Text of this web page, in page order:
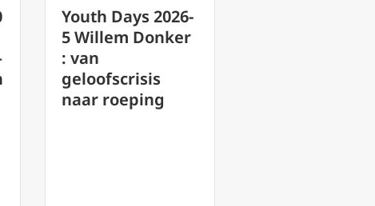
Youth Days 2026-
4 Johnny Higgins:
Wat bracht een
Ierse bankier
naar de Youth